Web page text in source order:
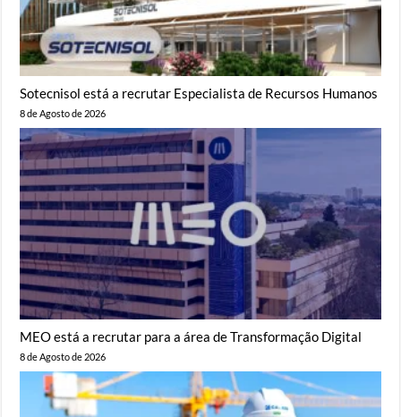
Sotecnisol está a recrutar Especialista de Recursos Humanos
8 de Agosto de 2026
MEO está a recrutar para a área de Transformação Digital
8 de Agosto de 2026